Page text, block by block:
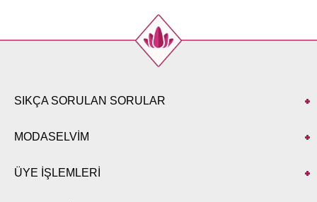
SIKÇA SORULAN SORULAR
MODASELVİM
ÜYE İŞLEMLERİ